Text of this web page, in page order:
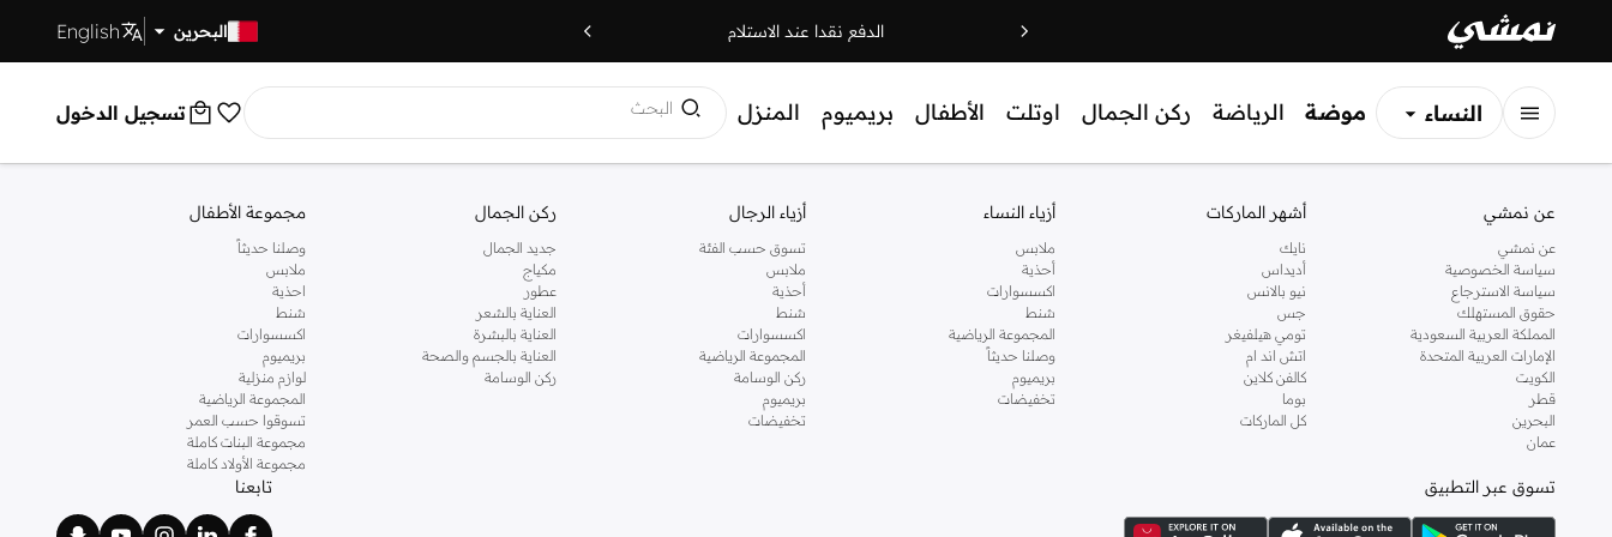
الدفع نقدا عند الاستلام البحرين English
النساء
الرجال
موضة الرياضة ركن الجمال اوتلت الأطفال بريميوم المنزل البحث تسجيل الدخول
عن نمشي
عن نمشي
سياسة الخصوصية
سياسة الاسترجاع
حقوق المستهلك
المملكة العربية السعودية
الإمارات العربية المتحدة
الكويت
قطر
البحرين
عمان
أشهر الماركات
نايك
أديداس
نيو بالانس
جس
تومي هيلفيغر
اتش اند ام
كالفن كلاين
بوما
كل الماركات
أزياء النساء
ملابس
أحذية
اكسسوارات
شنط
المجموعة الرياضية
وصلنا حديثاً
بريميوم
تخفيضات
أزياء الرجال
تسوق حسب الفئة
ملابس
أحذية
شنط
اكسسوارات
المجموعة الرياضية
ركن الوسامة
بريميوم
تخفيضات
ركن الجمال
جديد الجمال
مكياج
عطور
العناية بالشعر
العناية بالبشرة
العناية بالجسم والصحة
ركن الوسامة
مجموعة الأطفال
وصلنا حديثاً
ملابس
احذية
شنط
اكسسوارات
بريميوم
لوازم منزلية
المجموعة الرياضية
تسوقوا حسب العمر
مجموعة البنات كاملة
مجموعة الأولاد كاملة
تسوق عبر التطبيق تابعنا